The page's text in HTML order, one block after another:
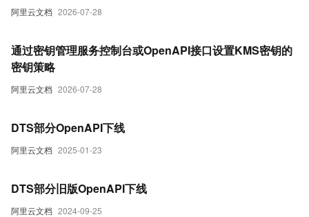
阿里云文档 2026-07-28
阿里云文档 2026-07-28
通过密钥管理服务控制台或OpenAPI接口设置KMS密钥的
密钥策略
阿里云文档 2025-01-23
DTS部分OpenAPI下线
阿里云文档 2024-09-25
DTS部分旧版OpenAPI下线